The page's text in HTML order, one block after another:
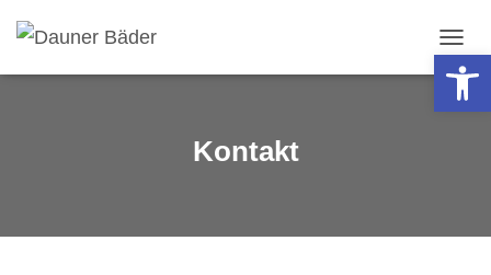
Werkzeugleiste öffnen
N
A
I
N
Kontakt